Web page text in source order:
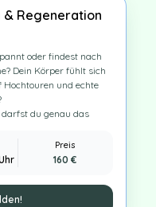
8
& Regeneration
oder findest nach
Dein Körper fühlt sich
und echte
darfst du genau das
heraus. Dein
Nervensystem beruhigt
wie mental – und
Preis
160 €